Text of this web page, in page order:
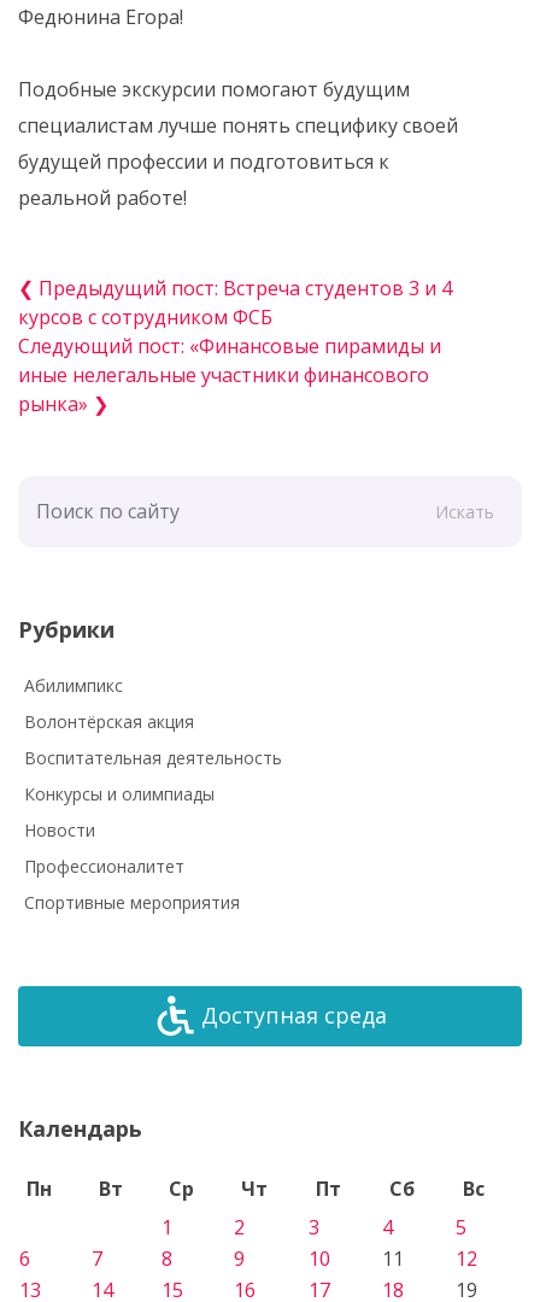
Федюнина Егора!
Подобные экскурсии помогают будущим
специалистам лучше понять специфику своей
будущей профессии и подготовиться к
реальной работе!
❮ Предыдущий пост: Встреча студентов 3 и 4
курсов с сотрудником ФСБ
Следующий пост: «Финансовые пирамиды и
иные нелегальные участники финансового
рынка» ❯
Искать
Рубрики
Абилимпикс
Волонтёрская акция
Воспитательная деятельность
Конкурсы и олимпиады
Новости
Профессионалитет
Спортивные мероприятия
Доступная среда
Календарь
Пн Вт Ср Чт Пт Сб
Вс
1
2 3 4
5
6
7 8 9 10 11
12
13
14 15 16 17 18 19